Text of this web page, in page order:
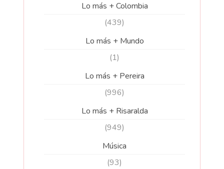
Lo más + Colombia
(439)
Lo más + Mundo
(1)
Lo más + Pereira
(996)
Lo más + Risaralda
(949)
Música
(93)